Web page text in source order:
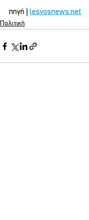
πηγή | lesvosnews.net
Πολιτική